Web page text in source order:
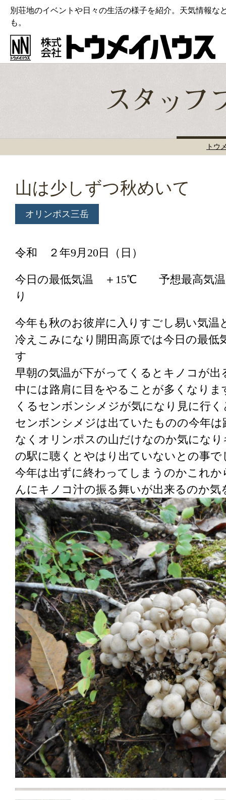
別荘地のイベントや日々の生活の様子を紹介。天気情報な
も。
トウ
山は少しずつ秋めいて
オリンポス三岳
令和 ２年9月20日（日）
今日の最低気温 ＋15℃ 予想最高
り
今年も秋のお彼岸に入りすごし易い気温
冷えこみになり開田高原では今日の最低
す
早朝の気温が下がってくるとキノコが
中には路肩に目をやることが多くなり
くるセンボンシメジが気になり見に行
センボンシメジは出ていたものの今年
なくオリンポスの山だけなのか気にな
の駅に聴くとやはり出ていないとの事で
今年は出ずに終わってしまうのかこれ
んにキノコ汁の振る舞いが出来るのか